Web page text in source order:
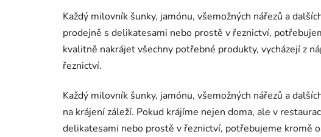
Každý milovník šunky, jamónu, všemožných nářezů a
prodejně s delikatesami nebo prostě v řeznictví,
kvalitně nakrájet všechny potřebné produkty, vycházejí z
řeznictví.
Každý milovník šunky, jamónu, všemožných nářezů a
na krájení záleží. Pokud krájíme nejen doma, ale v
delikatesami nebo prostě v řeznictví, potřebujeme kromě